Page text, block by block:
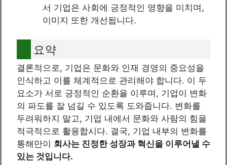
서 기업은 사회에 긍정적인 영향을 미치며,
이미지 또한 개선됩니다.
요약
결론적으로, 기업은 문화와 인재 경영의 중요성을
인식하고 이를 체계적으로 관리해야 합니다. 이 두
요소가 서로 긍정적인 순환을 이루며, 기업이 변화
의 파도를 잘 넘길 수 있도록 도와줍니다. 변화를
두려워하지 말고, 기업 내에서 문화와 사람의 힘을
적극적으로 활용합시다. 결국, 기업 내부의 변화를
통해만이 회사는 진정한 성장과 혁신을 이루어낼 수
있는 것입니다.